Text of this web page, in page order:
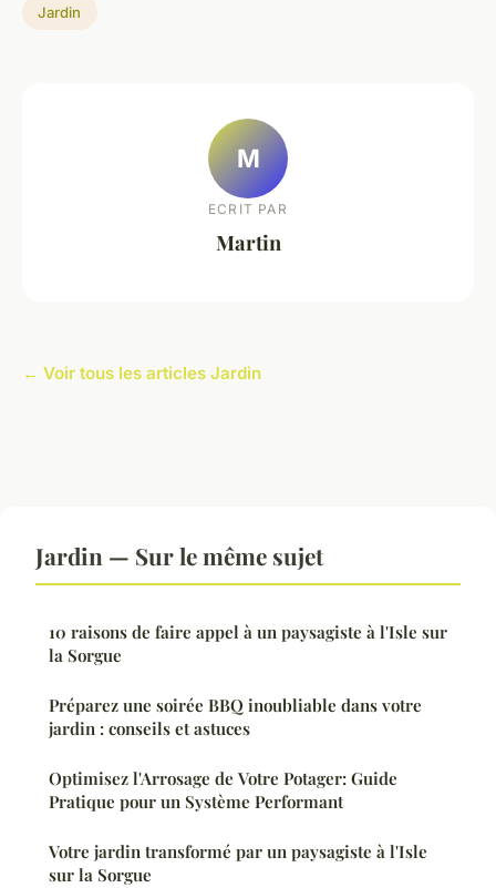
Jardin
M
ECRIT PAR
Martin
← Voir tous les articles Jardin
Jardin — Sur le même sujet
10 raisons de faire appel à un paysagiste à l'Isle sur
la Sorgue
Préparez une soirée BBQ inoubliable dans votre
jardin : conseils et astuces
Optimisez l'Arrosage de Votre Potager: Guide
Pratique pour un Système Performant
Votre jardin transformé par un paysagiste à l'Isle
sur la Sorgue